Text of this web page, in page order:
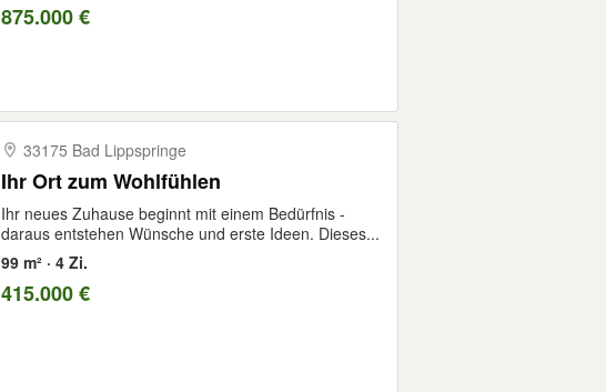
875.000 €
33175 Bad Lippspringe
Ihr Ort zum Wohlfühlen
Ihr neues Zuhause beginnt mit einem Bedürfnis -
daraus entstehen Wünsche und erste Ideen. Dieses...
99 m² · 4 Zi.
415.000 €